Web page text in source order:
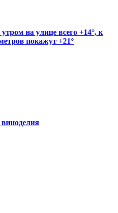
на улице всего +14°, к
покажут +21°